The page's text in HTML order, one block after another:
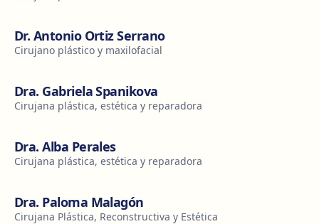
Dr. Antonio Ortiz Serrano
Cirujano plástico y maxilofacial
Dra. Gabriela Spanikova
Cirujana plástica, estética y reparadora
Dra. Alba Perales
Cirujana plástica, estética y reparadora
Dra. Paloma Malagón
Cirujana Plástica, Reconstructiva y Estética